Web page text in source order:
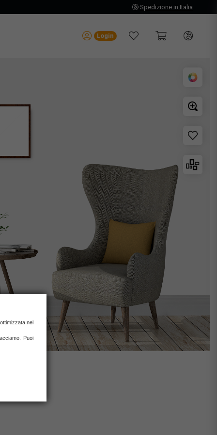
Spedizione in Italia
Login
nel
Puoi